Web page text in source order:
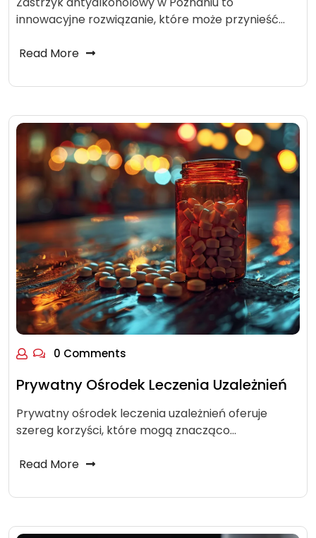
innowacyjne rozwiązanie, które może przynieść…
Read More
0 Comments
Prywatny Ośrodek Leczenia Uzależnień
Prywatny ośrodek leczenia uzależnień oferuje
szereg korzyści, które mogą znacząco…
Read More